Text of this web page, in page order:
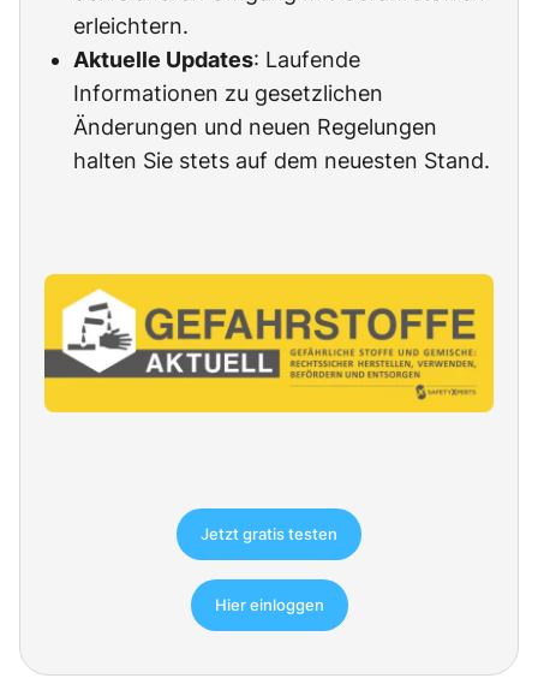
erleichtern.
Aktuelle Updates: Laufende
Informationen zu gesetzlichen
Änderungen und neuen Regelungen
halten Sie stets auf dem neuesten Stand.
Jetzt gratis testen
Hier einloggen